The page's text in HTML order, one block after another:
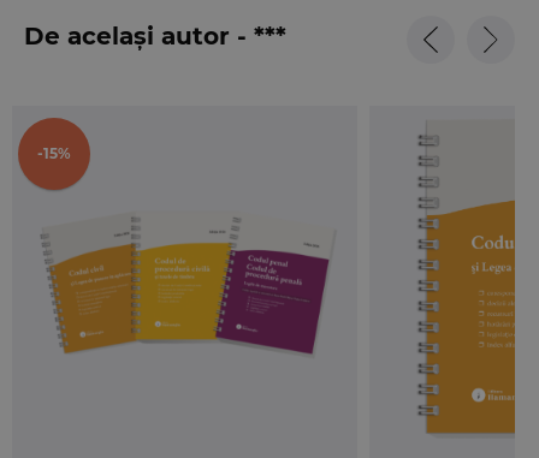
1.Jurisprudenta obligatorie pentru aplicarea
nr. pag. 328 / pret 50 lei / ISBN: 978-606-27-1484-0
2.Jurisprudenta obligatorie pentru aplicarea
Codului de procedura civila
nr. pag. 440 / pret 55 lei / ISBN: 978-606-27-1478-9
3.Jurisprudenta obligatorie pentru aplicarea
Codului penal
nr. pag. 848 / pret 85 lei / ISBN: 978-606-27-1471-0
Jurisprudenta obligatorie pentru aplicarea
De același autor - ***
-15%